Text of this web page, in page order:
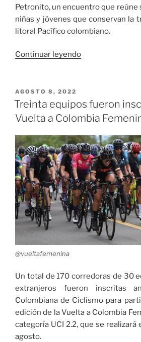
Petronito, un encuentro que reúne
niñas y jóvenes que conservan la
litoral Pacífico colombiano.
Continuar leyendo«Se
del
Pacífico
el
Petronito»
PUBLICADO
EL
AGOSTO 8, 2022
Treinta equipos fueron
Vuelta a Colombia
@vueltafemenina
Un total de 170 corredoras de 30
extranjeros fueron inscritas
Colombiana de Ciclismo para
edición de la Vuelta a Colombia
categoría UCI 2.2, que se
agosto.